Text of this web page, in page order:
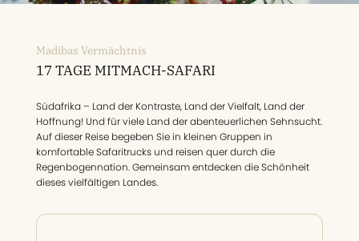
Madibas Vermächtnis
17 TAGE MITMACH-SAFARI
Südafrika – Land der Kontraste, Land der Vielfalt, Land der
Hoffnung! Und für viele Land der abenteuerlichen Sehnsucht.
Auf dieser Reise begeben Sie in kleinen Gruppen in
komfortable Safaritrucks und reisen quer durch die
Regenbogennation. Gemeinsam entdecken die Schönheit
dieses vielfältigen Landes.